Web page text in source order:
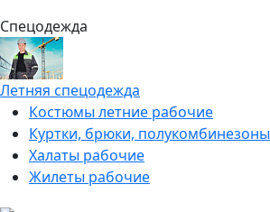
Спецодежда
Летняя спецодежда
Костюмы летние рабочие
Куртки, брюки, полукомбинезоны
Халаты рабочие
Жилеты рабочие